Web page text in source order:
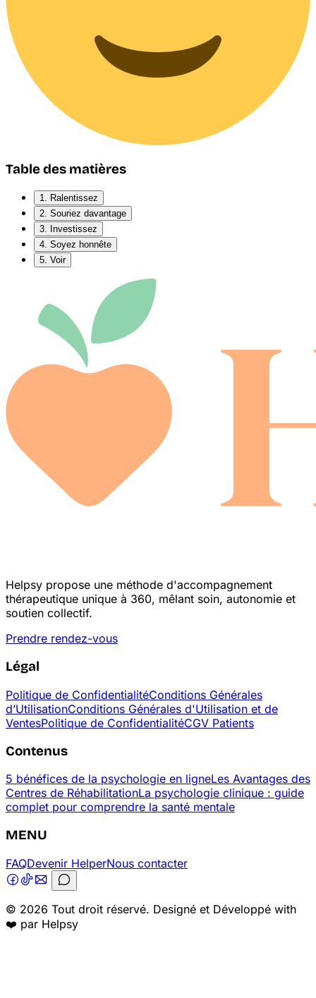
Table des matières
1. Ralentissez
2. Souriez davantage
3. Investissez
4. Soyez honnête
5. Voir
Helpsy propose une méthode d'accompagnement
thérapeutique unique à 360, mêlant soin, autonomie et
soutien collectif.
Prendre rendez-vous
Légal
Politique de ConfidentialitéConditions Générales
d’UtilisationConditions Générales d'Utilisation et de
VentesPolitique de ConfidentialitéCGV Patients
Contenus
5 bénéfices de la psychologie en ligneLes Avantages des
Centres de RéhabilitationLa psychologie clinique : guide
complet pour comprendre la santé mentale
MENU
FAQDevenir HelperNous contacter
© 2026 Tout droit réservé. Designé et Développé with
❤️ par Helpsy